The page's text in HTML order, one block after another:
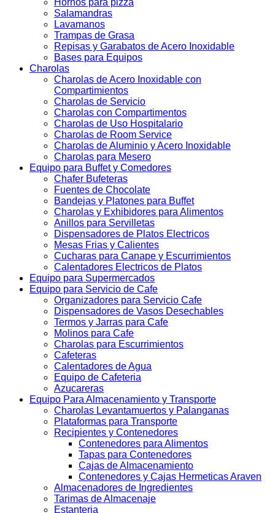
Hornos para pizza
Salamandras
Lavamanos
Trampas de Grasa
Repisas y Garabatos de Acero Inoxidable
Bases para Equipos
Charolas
Charolas de Acero Inoxidable con
Compartimientos
Charolas de Servicio
Charolas con Compartimentos
Charolas de Uso Hospitalario
Charolas de Room Service
Charolas de Aluminio y Acero Inoxidable
Charolas para Mesero
Equipo para Buffet y Comedores
Chafer Bufeteras
Fuentes de Chocolate
Bandejas y Platones para Buffet
Charolas y Exhibidores para Alimentos
Anillos para Servilletas
Dispensadores de Platos Electricos
Mesas Frias y Calientes
Cucharas para Canape y Escurrimientos
Calentadores Electricos de Platos
Equipo para Supermercados
Equipo para Servicio de Cafe
Organizadores para Servicio Cafe
Dispensadores de Vasos Desechables
Termos y Jarras para Cafe
Molinos para Cafe
Charolas para Escurrimientos
Cafeteras
Calentadores de Agua
Equipo de Cafeteria
Azucareras
Equipo Para Almacenamiento y Transporte
Charolas Levantamuertos y Palanganas
Plataformas para Transporte
Recipientes y Contenedores
Contenedores para Alimentos
Tapas para Contenedores
Cajas de Almacenamiento
Contenedores y Cajas Hermeticas Araven
Almacenadores de Ingredientes
Tarimas de Almacenaje
Estanteria